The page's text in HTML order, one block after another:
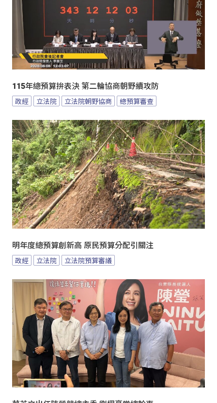
115年總預算拚表決 第二輪協商朝野續攻防
政經 立法院 立法院朝野協商 總預算審查
明年度總預算創新高 原民預算分配引關注
政經 立法院 立法院預算審議